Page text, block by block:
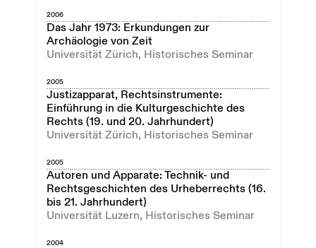
2006
Das Jahr 1973: Erkundungen zur
Archäologie von Zeit
Universität Zürich, Historisches Seminar
2005
Justizapparat, Rechtsinstrumente:
Einführung in die Kulturgeschichte des
Rechts (19. und 20. Jahrhundert)
Universität Zürich, Historisches Seminar
2005
Autoren und Apparate: Technik- und
Rechtsgeschichten des Urheberrechts (16.
bis 21. Jahrhundert)
Universität Luzern, Historisches Seminar
2004